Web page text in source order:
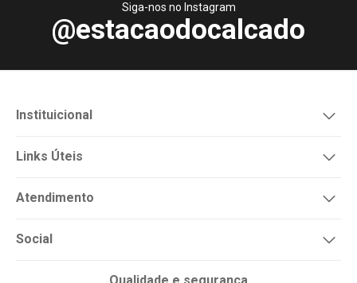
Siga-nos no Instagram
@estacaodocalcado
Instituicional
Links Úteis
Atendimento
Social